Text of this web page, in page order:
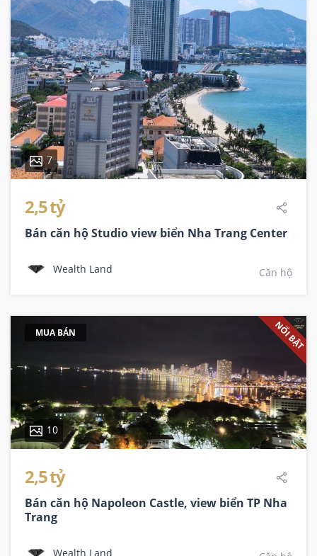
7
2,5 tỷ
Bán căn hộ Studio view biển Nha Trang Center
Wealth Land Căn hộ
MUA BÁN NỔI BẬT
10
2,5 tỷ
Bán căn hộ Napoleon Castle, view biển TP Nha
Trang
Wealth Land